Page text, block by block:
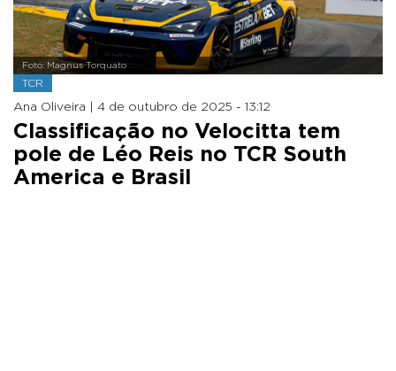
Foto: Magnus Torquato
TCR
Ana Oliveira | 4 de outubro de 2025 - 13:12
Classificação no Velocitta tem
pole de Léo Reis no TCR South
America e Brasil